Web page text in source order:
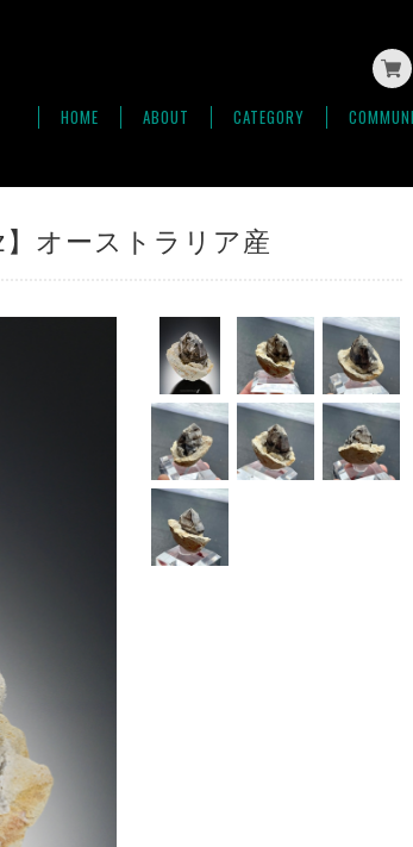
HOME ABOUT CATEGORY
オーストラリア産